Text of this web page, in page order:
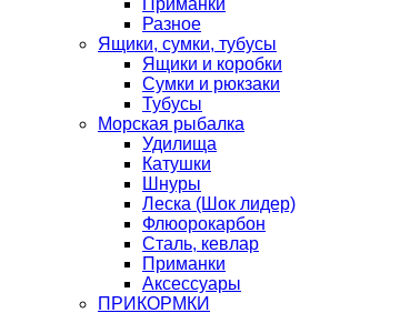
Приманки
Разное
Ящики, сумки, тубусы
Ящики и коробки
Сумки и рюкзаки
Тубусы
Морская рыбалка
Удилища
Катушки
Шнуры
Леска (Шок лидер)
Флюорокарбон
Сталь, кевлар
Приманки
Аксессуары
ПРИКОРМКИ